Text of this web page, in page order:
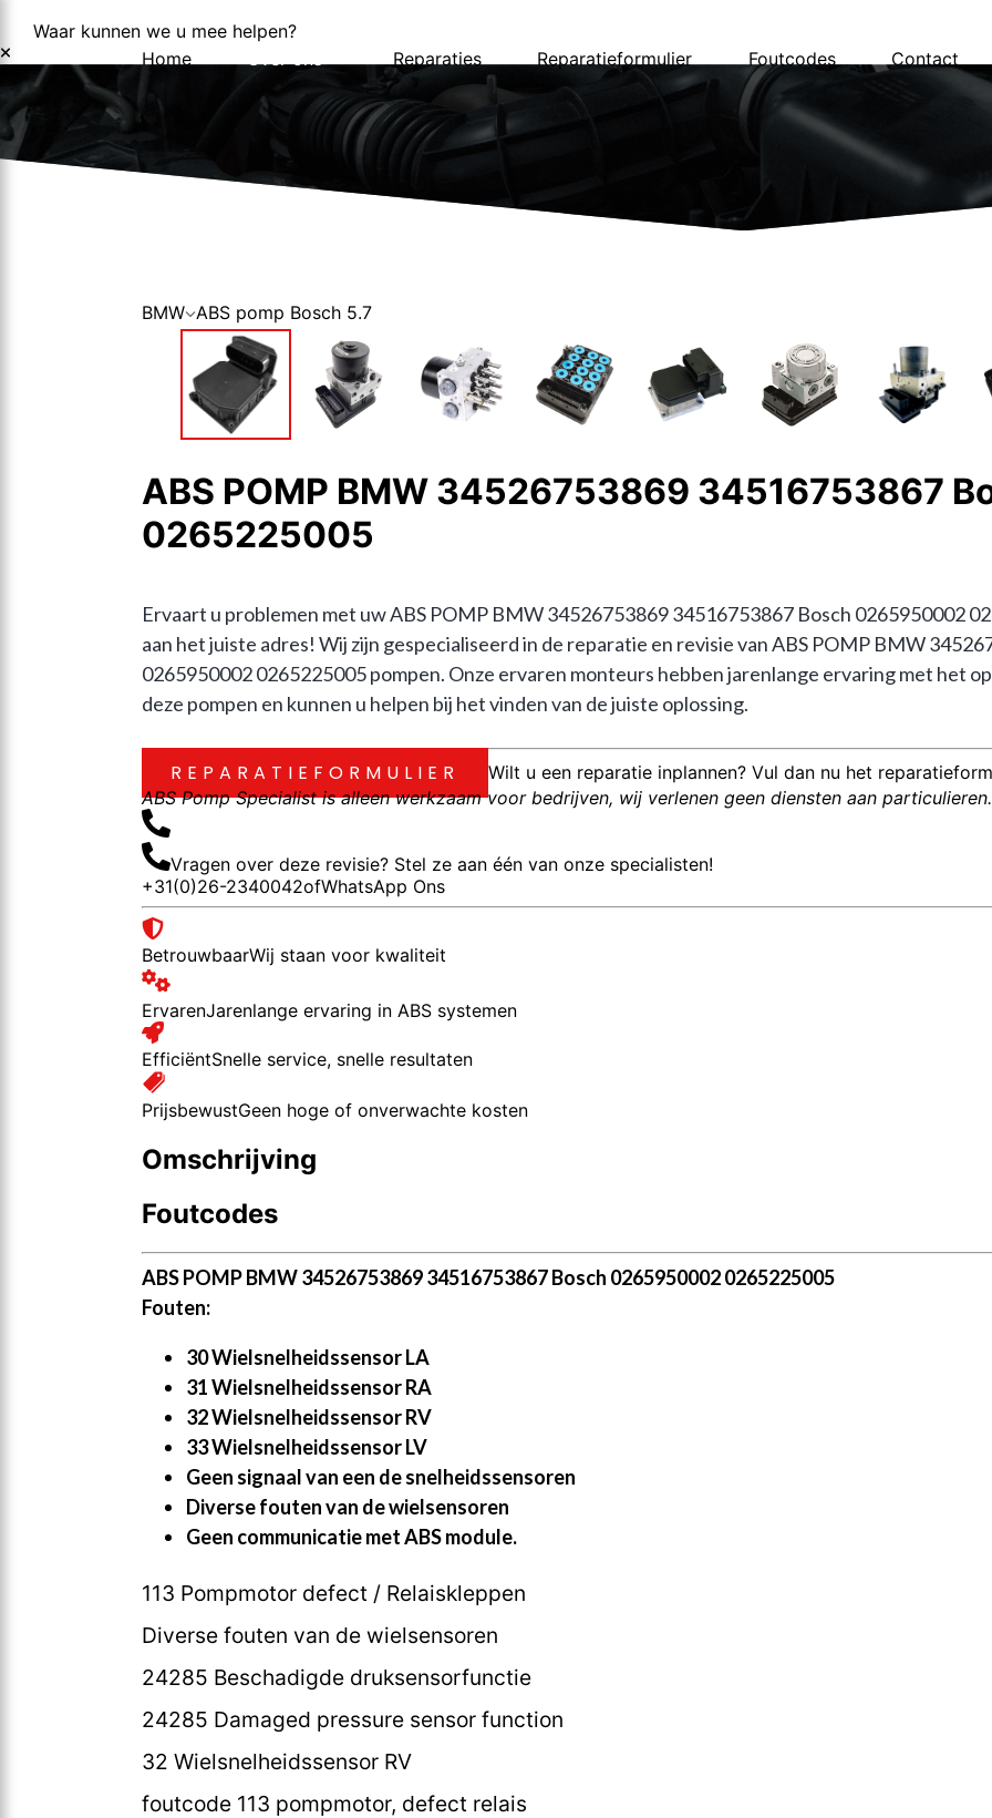
Waar kunnen we u mee helpen?
Home
Reparaties Reparatieformulier Foutcodes Contact
BMW ABS pomp Bosch 5.7
ABS POMP BMW 34526753869 34516753867
0265225005
Ervaart u problemen met uw ABS POMP BMW 34526753869 34516753867 Bosch 0265950002
aan het juiste adres! Wij zijn gespecialiseerd in de reparatie en revisie van ABS POMP BMW
0265950002 0265225005 pompen. Onze ervaren monteurs hebben jarenlange ervaring met het
deze pompen en kunnen u helpen bij het vinden van de juiste oplossing.
REPARATIEFORMULIER
Wilt u een reparatie inplannen? Vul dan nu het
ABS Pomp Specialist is alleen werkzaam voor bedrijven, wij verlenen geen diensten aan particulieren.
Vragen over deze revisie? Stel ze aan één van onze specialisten!
+31(0)26-2340042ofWhatsApp Ons
BetrouwbaarWij staan voor kwaliteit
ErvarenJarenlange ervaring in ABS systemen
EfficiëntSnelle service, snelle resultaten
PrijsbewustGeen hoge of onverwachte kosten
Omschrijving
Foutcodes
ABS POMP BMW 34526753869 34516753867 Bosch 0265950002 0265225005
Fouten:
30 Wielsnelheidssensor LA
31 Wielsnelheidssensor RA
32 Wielsnelheidssensor RV
33 Wielsnelheidssensor LV
Geen signaal van een de snelheidssensoren
Diverse fouten van de wielsensoren
Geen communicatie met ABS module.
113 Pompmotor defect / Relaiskleppen
Diverse fouten van de wielsensoren
24285 Beschadigde druksensorfunctie
24285 Damaged pressure sensor function
32 Wielsnelheidssensor RV
foutcode 113 pompmotor, defect relais